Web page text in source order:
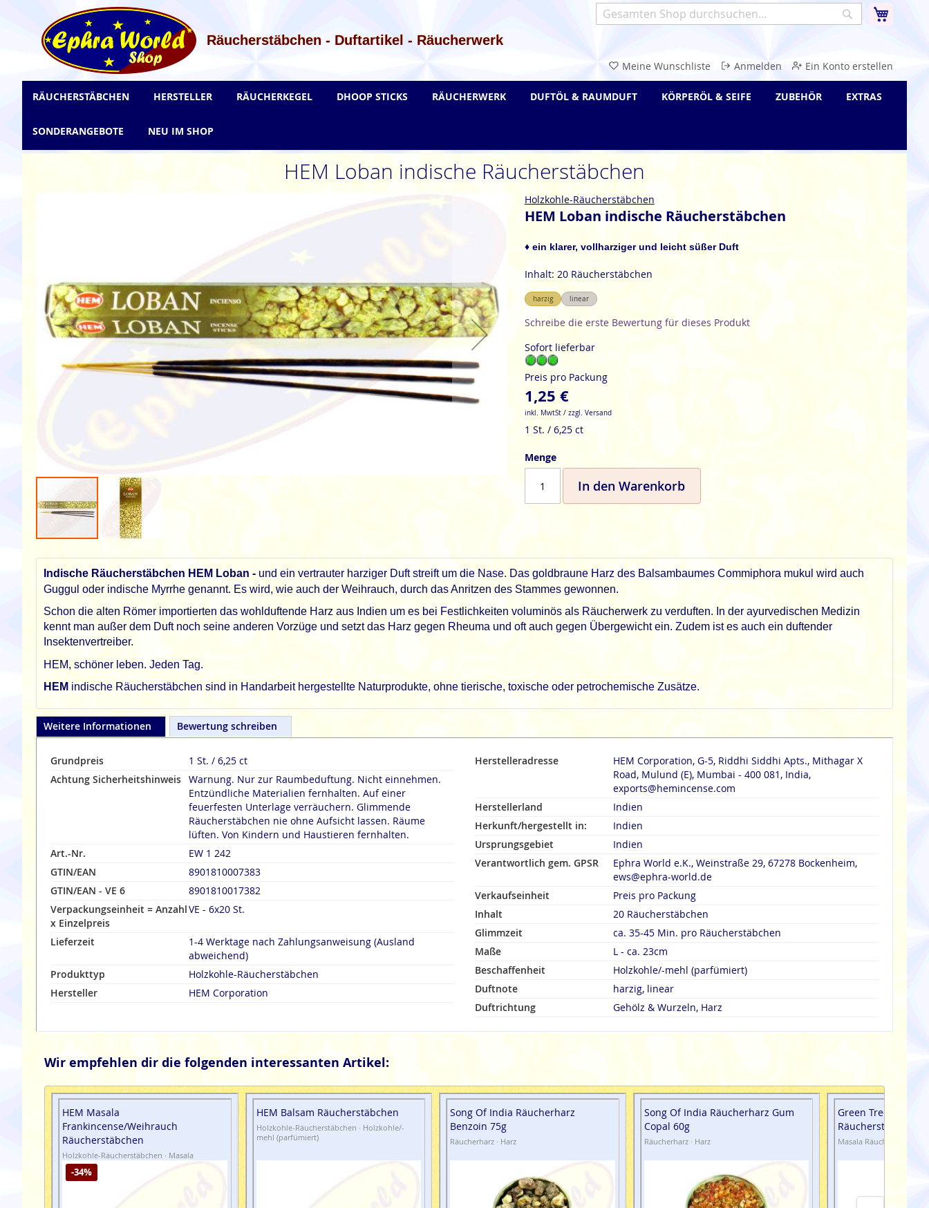
Suche
Räucherstäbchen - Duftartikel - Räucherwerk
Meine Wunschliste Anmelden Ein Konto erstellen
Inhalt
springen
HEM Loban indische Räucherstäbchen
Anfang
der
Bildgalerie
Holzkohle-Räucherstäbchen
HEM Loban indische Räucherstäbchen
♦ ein klarer, vollharziger und leicht süßer Duft
Inhalt: 20 Räucherstäbchen
harzig linear
Schreibe die erste Bewertung für dieses Produkt
Sofort lieferbar
Preis pro Packung
1,25 €
inkl. MwtSt / zzgl. Versand
1 St. / 6,25 ct
Menge
In den Warenkorb
Indische Räucherstäbchen HEM Loban - und ein vertrauter harziger Duft streift um die Nase. Das goldbraune Harz des Balsambaumes Commiphora mukul wird auch
Guggul oder indische Myrrhe genannt. Es wird, wie auch der Weihrauch, durch das Anritzen des Stammes gewonnen.
Schon die alten Römer importierten das wohlduftende Harz aus Indien um es bei Festlichkeiten voluminös als Räucherwerk zu verduften. In der ayurvedischen Medizin
kennt man außer dem Duft noch seine anderen Vorzüge und setzt das Harz gegen Rheuma und oft auch gegen Übergewicht ein. Zudem ist es auch ein duftender
Insektenvertreiber.
HEM, schöner leben. Jeden Tag.
HEM indische Räucherstäbchen sind in Handarbeit hergestellte Naturprodukte, ohne tierische, toxische oder petrochemische Zusätze.
Weitere Informationen
Grundpreis
1 St. / 6,25 ct
Achtung Sicherheitshinweis Warnung. Nur zur Raumbeduftung. Nicht einnehmen.
Entzündliche Materialien fernhalten. Auf einer
feuerfesten Unterlage verräuchern. Glimmende
Räucherstäbchen nie ohne Aufsicht lassen. Räume
lüften. Von Kindern und Haustieren fernhalten.
Art.-Nr.
EW 1 242
GTIN/EAN
8901810007383
GTIN/EAN - VE 6
8901810017382
Verpackungseinheit = Anzahl
x Einzelpreis
VE - 6x20 St.
Lieferzeit
1-4 Werktage nach Zahlungsanweisung (Ausland
abweichend)
Produkttyp
Holzkohle-Räucherstäbchen
Hersteller
HEM Corporation
Herstelleradresse
HEM Corporation, G-5, Riddhi Siddhi Apts., Mithagar X
Road, Mulund (E), Mumbai - 400 081, India,
exports@hemincense.com
Herstellerland
Indien
Herkunft/hergestellt in:
Indien
Ursprungsgebiet
Indien
Verantwortlich gem. GPSR
Ephra World e.K., Weinstraße 29, 67278 Bockenheim,
ews@ephra-world.de
Verkaufseinheit
Preis pro Packung
Inhalt
20 Räucherstäbchen
Glimmzeit
ca. 35-45 Min. pro Räucherstäbchen
Maße
L - ca. 23cm
Beschaffenheit
Holzkohle/-mehl (parfümiert)
Duftnote
harzig, linear
Duftrichtung
Gehölz & Wurzeln, Harz
Bewertung schreiben
Wir empfehlen dir die folgenden interessanten Artikel:
HEM Masala
Frankincense/Weihrauch
Räucherstäbchen
Holzkohle-Räucherstäbchen · Masala
-34%
HEM Balsam Räucherstäbchen
Holzkohle-Räucherstäbchen · Holzkohle/-
mehl (parfümiert)
Song Of India Räucherharz
Benzoin 75g
Räucherharz · Harz
Song Of India Räucherharz Gum
Copal 60g
Räucherharz · Harz
Green Tree Masala
Räucherstäbchen
Masala Räucherstäbchen
RÄUCHERSTÄBCHEN HERSTELLER RÄUCHERKEGEL DHOOP STICKS RÄUCHERWERK DUFTÖL & RAUMDUFT KÖRPERÖL & SEIFE ZUBEHÖR EXTRAS
SONDERANGEBOTE NEU IM SHOP